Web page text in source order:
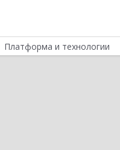
Платформа и технологии